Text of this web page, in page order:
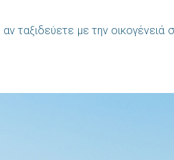
ταξιδεύετε με την οικογένειά